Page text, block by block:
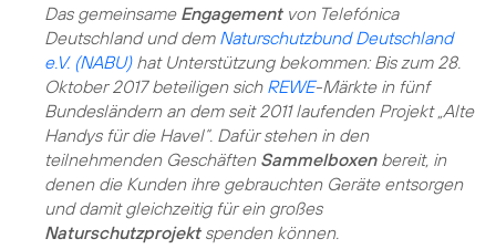
Das gemeinsame Engagementvon Telefónica
Deutschland und dem Naturschutzbund Deutschland
e.V. (NABU)hat Unterstützung bekommen: Bis zum 28.
Oktober 2017 beteiligen sich REWE-Märkte in fünf
Bundesländern an dem seit 2011 laufenden Projekt „Alte
Handys für die Havel“. Dafür stehen in den
teilnehmenden Geschäften Sammelboxenbereit, in
denen die Kunden ihre gebrauchten Geräte entsorgen
und damit gleichzeitig für ein großes
Naturschutzprojektspenden können.